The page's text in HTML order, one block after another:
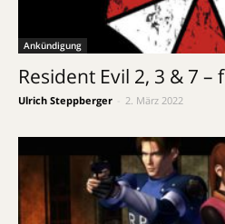
Ankündigung
Resident Evil 2, 3 & 7 –
Ulrich Steppberger 2. März 2022